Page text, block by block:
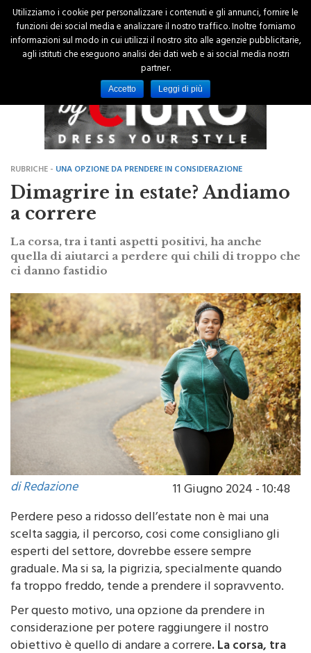
RUBRICHE - UNA OPZIONE DA PRENDERE IN CONSIDERAZIONE
Dimagrire in estate? Andiamo
a correre
La corsa, tra i tanti aspetti positivi, ha anche
quella di aiutarci a perdere qui chili di troppo che
ci danno fastidio
di Redazione
11 Giugno 2024 - 10:48
Perdere peso a ridosso dell’estate non è mai una
scelta saggia, il percorso, cosi come consigliano gli
esperti del settore, dovrebbe essere sempre
graduale. Ma si sa, la pigrizia, specialmente quando
fa troppo freddo, tende a prendere il sopravvento.
Per questo motivo, una opzione da prendere in
considerazione per potere raggiungere il nostro
obiettivo è quello di andare a correre. La corsa, tra
Utilizziamo i cookie per personalizzare i contenuti e gli annunci, fornire le
funzioni dei social media e analizzare il nostro traffico. Inoltre forniamo
informazioni sul modo in cui utilizzi il nostro sito alle agenzie pubblicitarie,
agli istituti che eseguono analisi dei dati web e ai social media nostri
partner.
Accetto Leggi di più